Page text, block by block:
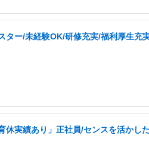
ター/未経験OK/研修充実/福利厚生充
休実績あり」正社員/センスを活かし